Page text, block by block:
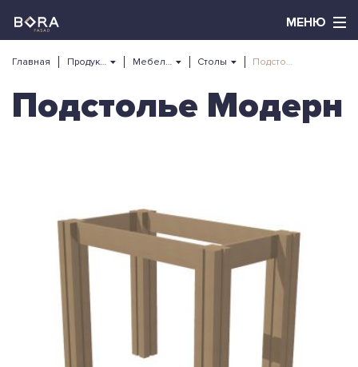
Главная Продукция Мебель из массива
Столы Подстолье Модерн
Подстолье Модерн